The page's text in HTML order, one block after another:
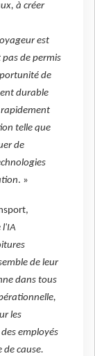
à créer
est
de permis
de
durable
telle que
de
. »
l'IA
de leur
dans tous
les
employés
de cause.